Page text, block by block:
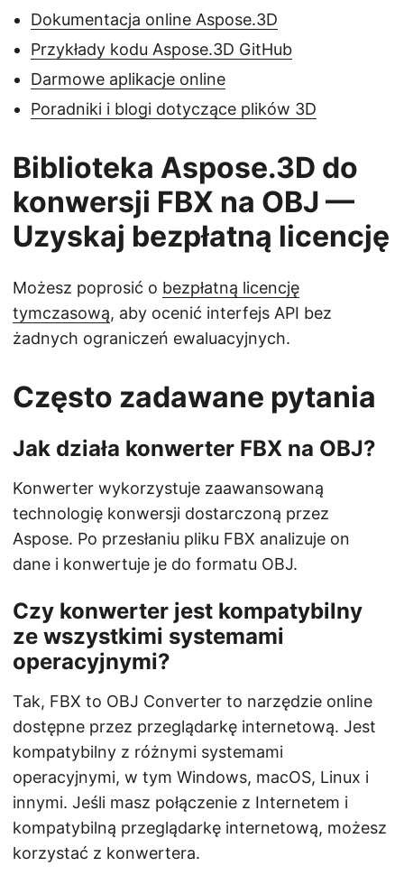
Dokumentacja online Aspose.3D
Przykłady kodu Aspose.3D GitHub
Darmowe aplikacje online
Poradniki i blogi dotyczące plików 3D
Biblioteka Aspose.3D do
konwersji FBX na OBJ —
Uzyskaj bezpłatną licencję
Możesz poprosić o bezpłatną licencję
tymczasową, aby ocenić interfejs API bez
żadnych ograniczeń ewaluacyjnych.
Często zadawane pytania
Jak działa konwerter FBX na OBJ?
Konwerter wykorzystuje zaawansowaną
technologię konwersji dostarczoną przez
Aspose. Po przesłaniu pliku FBX analizuje on
dane i konwertuje je do formatu OBJ.
Czy konwerter jest kompatybilny
ze wszystkimi systemami
operacyjnymi?
Tak, FBX to OBJ Converter to narzędzie online
dostępne przez przeglądarkę internetową. Jest
kompatybilny z różnymi systemami
operacyjnymi, w tym Windows, macOS, Linux i
innymi. Jeśli masz połączenie z Internetem i
kompatybilną przeglądarkę internetową, możesz
korzystać z konwertera.